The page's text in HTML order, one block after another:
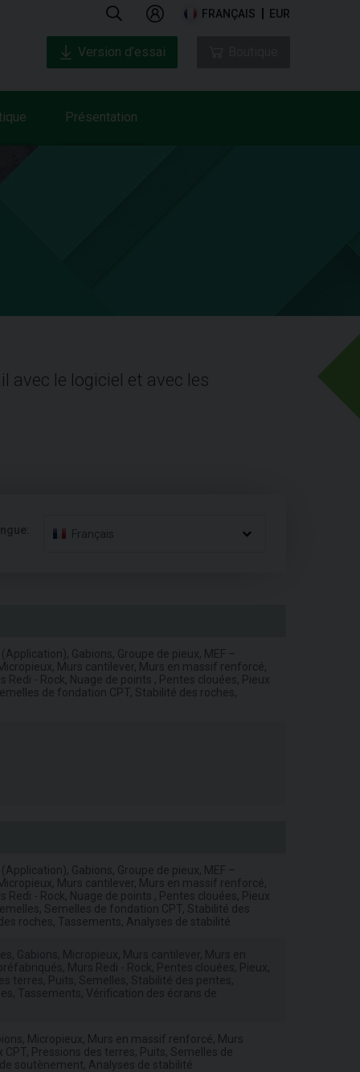
FRANÇAIS EUR
Présentation
Version d’essai
le logiciel et avec les
Français
Gabions, Groupe de pieux, MEF –
Murs cantilever, Murs en massif renforcé,
- Rock, Nuage de points , Pentes clouées, Pieux
de fondation CPT, Stabilité des roches,
Gabions, Groupe de pieux, MEF –
Murs cantilever, Murs en massif renforcé,
- Rock, Nuage de points , Pentes clouées, Pieux
Semelles de fondation CPT, Stabilité des
roches, Tassements, Analyses de stabilité
Micropieux, Murs en massif renforcé, Murs
Pressions des terres, Puits, Semelles de
soutènement, Analyses de stabilité